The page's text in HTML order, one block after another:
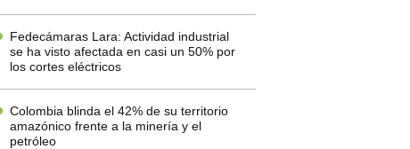
Fedecámaras Lara: Actividad industrial
se ha visto afectada en casi un 50% por
los cortes eléctricos
Colombia blinda el 42% de su territorio
amazónico frente a la minería y el
petróleo